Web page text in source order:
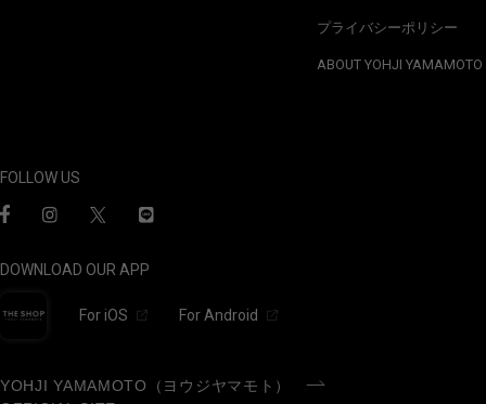
プライバシーポリシー
ABOUT YOHJI YAMAMOTO
FOLLOW US
DOWNLOAD OUR APP
For iOS For Android
YOHJI YAMAMOTO（ヨウジヤマモト）